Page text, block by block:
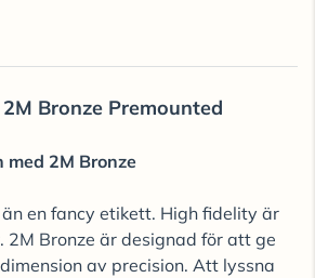
Bronze Premounted
med 2M Bronze
en fancy etikett. High fidelity är
2M Bronze är designad för att ge
av precision. Att lyssna